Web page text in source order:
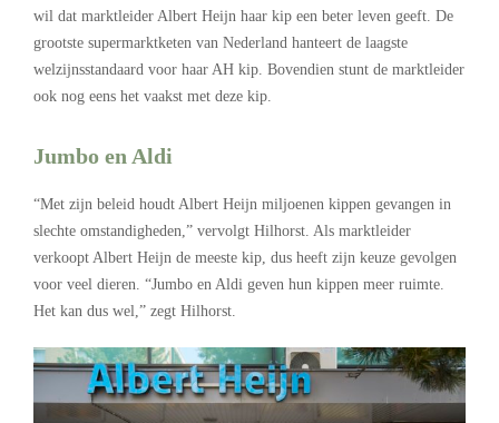
wil dat marktleider Albert Heijn haar kip een beter leven geeft. De
grootste supermarktketen van Nederland hanteert de laagste
welzijnsstandaard voor haar AH kip. Bovendien stunt de marktleider
ook nog eens het vaakst met deze kip.
Jumbo en Aldi
“Met zijn beleid houdt Albert Heijn miljoenen kippen gevangen in
slechte omstandigheden,” vervolgt Hilhorst. Als marktleider
verkoopt Albert Heijn de meeste kip, dus heeft zijn keuze gevolgen
voor veel dieren. “Jumbo en Aldi geven hun kippen meer ruimte.
Het kan dus wel,” zegt Hilhorst.